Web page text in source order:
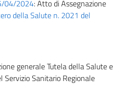
04/2024: Atto di Assegnazione
della Salute n. 2021 del
generale Tutela della Salute e
Servizio Sanitario Regionale